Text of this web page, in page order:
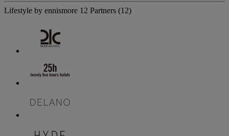
Lifestyle by ennismore 12 Partners (12)